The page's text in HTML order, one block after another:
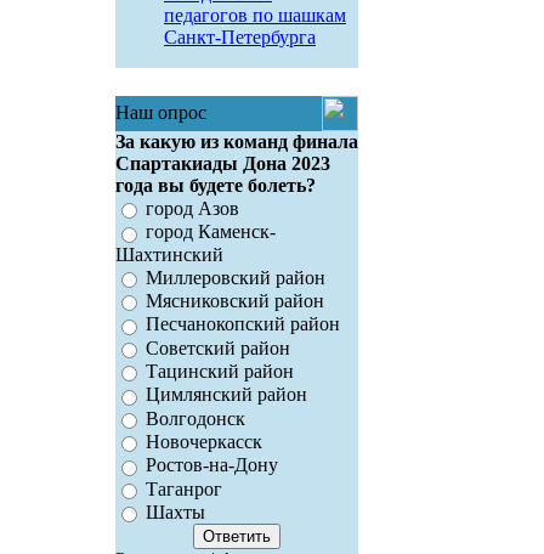
педагогов по шашкам
Санкт-Петербурга
Наш опрос
За какую из команд финала
Спартакиады Дона 2023
года вы будете болеть?
город Азов
город Каменск-
Шахтинский
Миллеровский район
Мясниковский район
Песчанокопский район
Советский район
Тацинский район
Цимлянский район
Волгодонск
Новочеркасск
Ростов-на-Дону
Таганрог
Шахты